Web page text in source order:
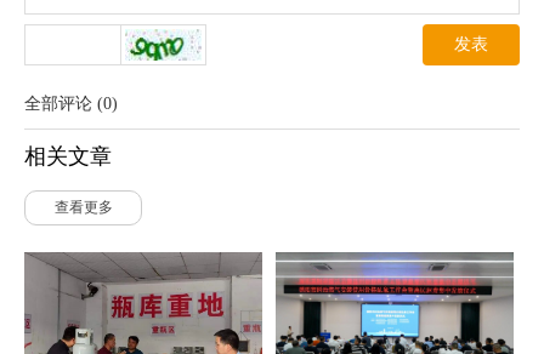
发表
全部评论 (0)
相关文章
查看更多